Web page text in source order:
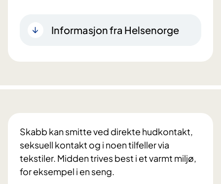
Informasjon fra Helsenorge
Skabb kan smitte ved direkte hudkontakt,
seksuell kontakt og i noen tilfeller via
tekstiler. Midden trives best i et varmt miljø,
for eksempel i en seng.